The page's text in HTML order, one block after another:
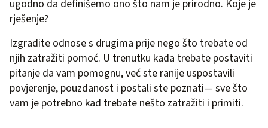
ugodno da definišemo ono što nam je prirodno. Koje je
rješenje?
Izgradite odnose s drugima prije nego što trebate od
njih zatražiti pomoć. U trenutku kada trebate postaviti
pitanje da vam pomognu, već ste ranije uspostavili
povjerenje, pouzdanost i postali ste poznati— sve što
vam je potrebno kad trebate nešto zatražiti i primiti.